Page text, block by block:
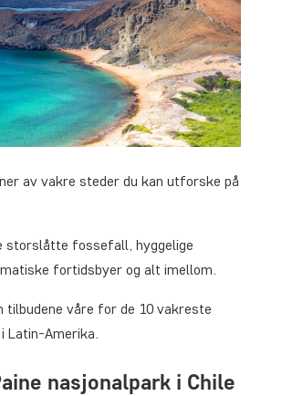
av vakre steder du kan utforske på
storslåtte fossefall, hyggelige
fortidsbyer og alt imellom.
tilbudene våre for de 10 vakreste
Latin-Amerika.
nasjonalpark i Chile